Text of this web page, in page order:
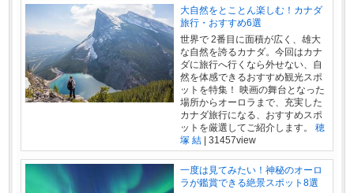
大自然をとことん楽しむ！カナダ
旅行・おすすめ6選
世界で 2番目に面積が広く、雄大
な自然を誇るカナダ。今回はカナ
ダに旅行へ行くなら外せない、自
然を体感できるおすすめ観光スポ
ットを特集！ 映画の舞台となった
場所からオーロラまで、充実した
カナダ旅行になる、おすすめスポ
ットを厳選してご紹介します。
穂
塚 結| 31457view
一度は見てみたい！神秘のオーロ
ラが鑑賞できる絶景スポット8選